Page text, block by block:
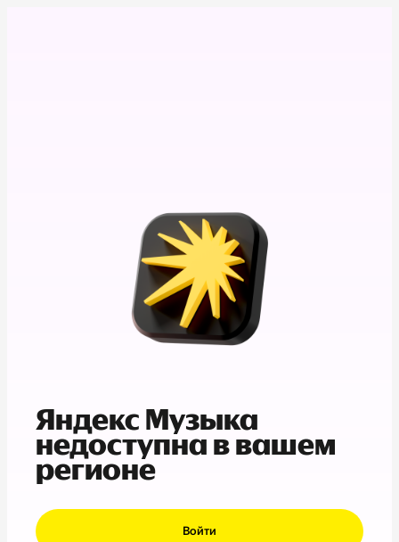
Яндекс Музыка
недоступна в вашем
регионе
Войти